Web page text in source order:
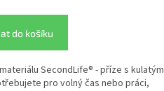
do košíku
SecondLife® - příze s kulatým
pro volný čas nebo práci,